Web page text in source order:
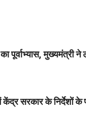
मुख्यमंत्री ने
सरकार के निर्देशों